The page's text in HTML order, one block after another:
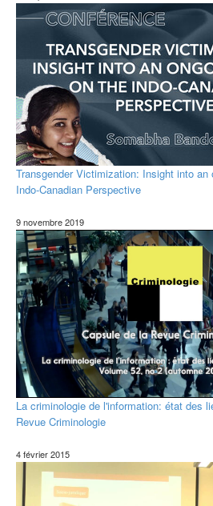
Transgender Victimization: Insight into an
Indo-Canadian Perspective
9 novembre 2019
La criminologie de l'information: état des
Revue Criminologie
4 février 2015